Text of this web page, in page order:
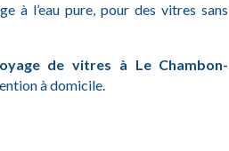
à l’eau pure, pour des vitres sans
de vitres à Le Chambon-
à domicile.